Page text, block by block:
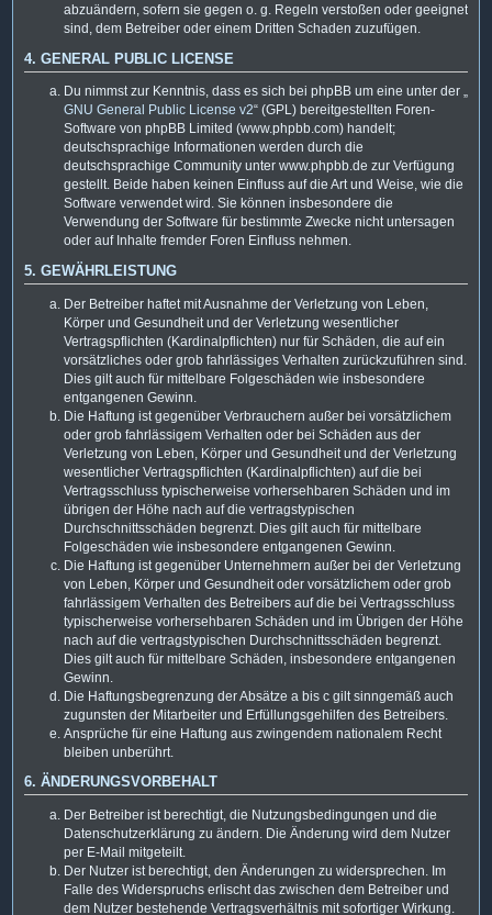
abzuändern, sofern sie gegen o. g. Regeln verstoßen oder geeignet
sind, dem Betreiber oder einem Dritten Schaden zuzufügen.
4. GENERAL PUBLIC LICENSE
Du nimmst zur Kenntnis, dass es sich bei phpBB um eine unter der „
GNU General Public License v2“ (GPL) bereitgestellten Foren-
Software von phpBB Limited (www.phpbb.com) handelt;
deutschsprachige Informationen werden durch die
deutschsprachige Community unter www.phpbb.de zur Verfügung
gestellt. Beide haben keinen Einfluss auf die Art und Weise, wie die
Software verwendet wird. Sie können insbesondere die
Verwendung der Software für bestimmte Zwecke nicht untersagen
oder auf Inhalte fremder Foren Einfluss nehmen.
5. GEWÄHRLEISTUNG
Der Betreiber haftet mit Ausnahme der Verletzung von Leben,
Körper und Gesundheit und der Verletzung wesentlicher
Vertragspflichten (Kardinalpflichten) nur für Schäden, die auf ein
vorsätzliches oder grob fahrlässiges Verhalten zurückzuführen sind.
Dies gilt auch für mittelbare Folgeschäden wie insbesondere
entgangenen Gewinn.
Die Haftung ist gegenüber Verbrauchern außer bei vorsätzlichem
oder grob fahrlässigem Verhalten oder bei Schäden aus der
Verletzung von Leben, Körper und Gesundheit und der Verletzung
wesentlicher Vertragspflichten (Kardinalpflichten) auf die bei
Vertragsschluss typischerweise vorhersehbaren Schäden und im
übrigen der Höhe nach auf die vertragstypischen
Durchschnittsschäden begrenzt. Dies gilt auch für mittelbare
Folgeschäden wie insbesondere entgangenen Gewinn.
Die Haftung ist gegenüber Unternehmern außer bei der Verletzung
von Leben, Körper und Gesundheit oder vorsätzlichem oder grob
fahrlässigem Verhalten des Betreibers auf die bei Vertragsschluss
typischerweise vorhersehbaren Schäden und im Übrigen der Höhe
nach auf die vertragstypischen Durchschnittsschäden begrenzt.
Dies gilt auch für mittelbare Schäden, insbesondere entgangenen
Gewinn.
Die Haftungsbegrenzung der Absätze a bis c gilt sinngemäß auch
zugunsten der Mitarbeiter und Erfüllungsgehilfen des Betreibers.
Ansprüche für eine Haftung aus zwingendem nationalem Recht
bleiben unberührt.
6. ÄNDERUNGSVORBEHALT
Der Betreiber ist berechtigt, die Nutzungsbedingungen und die
Datenschutzerklärung zu ändern. Die Änderung wird dem Nutzer
per E-Mail mitgeteilt.
Der Nutzer ist berechtigt, den Änderungen zu widersprechen. Im
Falle des Widerspruchs erlischt das zwischen dem Betreiber und
dem Nutzer bestehende Vertragsverhältnis mit sofortiger Wirkung.